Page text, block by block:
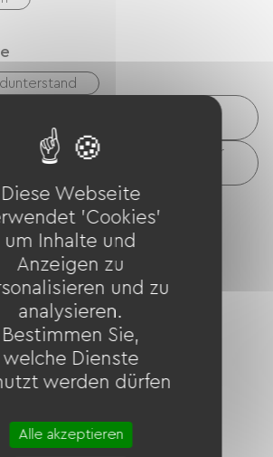
(für E-Bike-Akkus, GPS-
vorhanden (kostenlos oder
Congélateur
Vier
Transfer Bargeld
Diese Webseite
'Cookies'
um Inhalte und
Anzeigen zu
und zu
analysieren.
Bestimmen Sie,
welche Dienste
werden dürfen
Alle akzeptieren